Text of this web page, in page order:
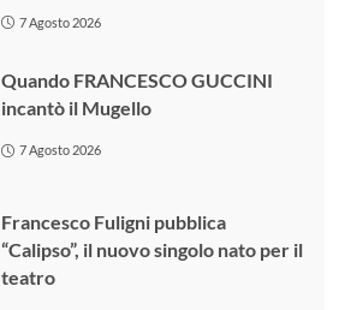
7 Agosto 2026
Quando FRANCESCO GUCCINI
incantò il Mugello
7 Agosto 2026
Francesco Fuligni pubblica
“Calipso”, il nuovo singolo nato per il
teatro